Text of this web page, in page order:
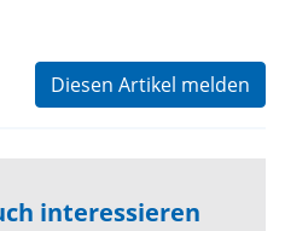
Diesen Artikel melden
interessieren